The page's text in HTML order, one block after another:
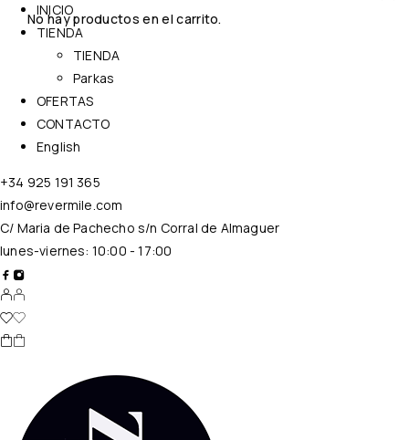
No hay productos en el carrito.
INICIO
TIENDA
TIENDA
Parkas
OFERTAS
CONTACTO
English
+34 925 191 365
info@revermile.com
C/ Maria de Pachecho s/n Corral de Almaguer
lunes-viernes: 10:00 - 17:00